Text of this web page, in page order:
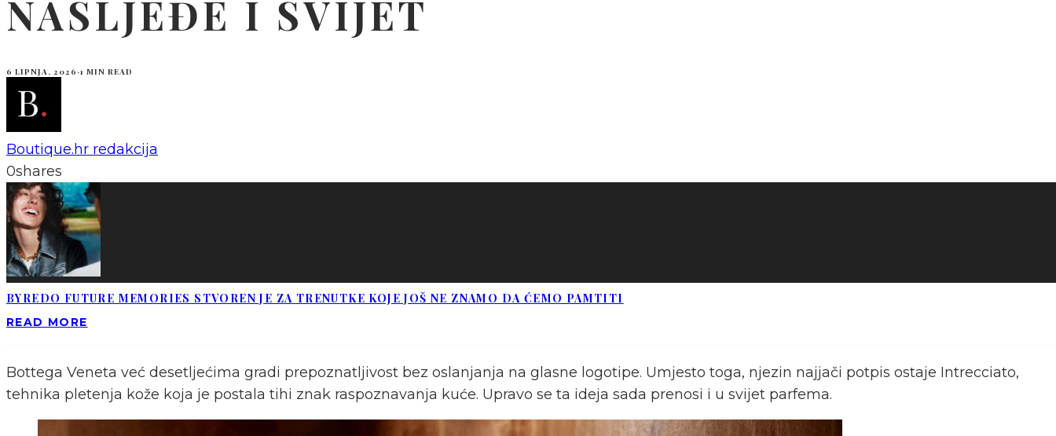
NASLJEĐE I SVIJET
6 LIPNJA, 2026 ·1 MIN READ
Boutique.hr redakcija
0shares
BYREDO FUTURE MEMORIES STVOREN JE ZA TRENUTKE KOJE JOŠ NE ZNAMO DA ĆEMO PAMTITI
READ MORE
Bottega Veneta već desetljećima gradi prepoznatljivost bez oslanjanja na glasne logotipe. Umjesto toga, njezin najjači potpis ostaje Intrecciato,
tehnika pletenja kože koja je postala tihi znak raspoznavanja kuće. Upravo se ta ideja sada prenosi i u svijet parfema.